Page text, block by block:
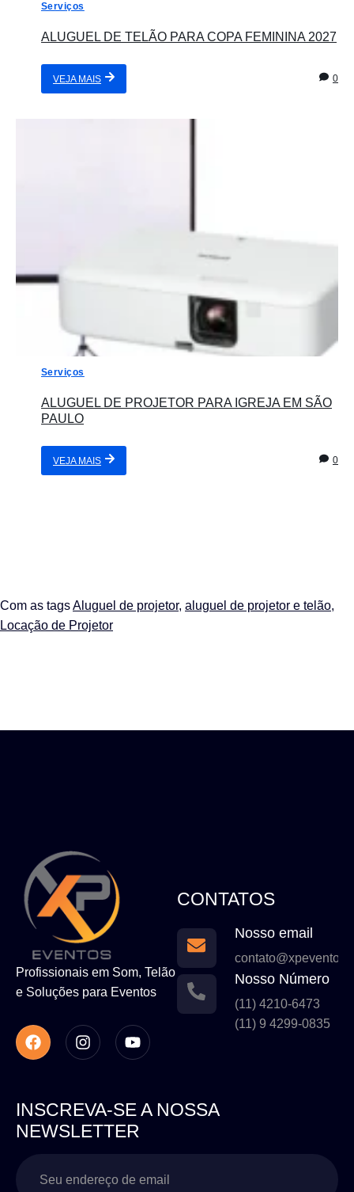
Serviços
ALUGUEL DE TELÃO PARA COPA FEMININA 2027
VEJA MAIS 0
Serviços
ALUGUEL DE PROJETOR PARA IGREJA EM SÃO
PAULO
VEJA MAIS 0
Com as tagsAluguel de projetor, aluguel de projetor e telão,
Locação de Projetor
Profissionais em Som, Telão
e Soluções para Eventos
CONTATOS
Nosso email
Nosso Número
(11) 4210-6473
(11) 9 4299-0835
INSCREVA-SE A NOSSA
NEWSLETTER